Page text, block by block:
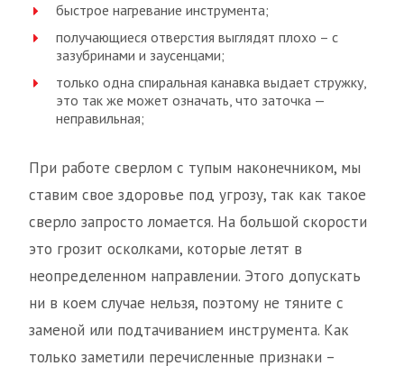
быстрое нагревание инструмента;
получающиеся отверстия выглядят плохо – с
зазубринами и заусенцами;
только одна спиральная канавка выдает стружку,
это так же может означать, что заточка —
неправильная;
При работе сверлом с тупым наконечником, мы
ставим свое здоровье под угрозу, так как такое
сверло запросто ломается. На большой скорости
это грозит осколками, которые летят в
неопределенном направлении. Этого допускать
ни в коем случае нельзя, поэтому не тяните с
заменой или подтачиванием инструмента. Как
только заметили перечисленные признаки –